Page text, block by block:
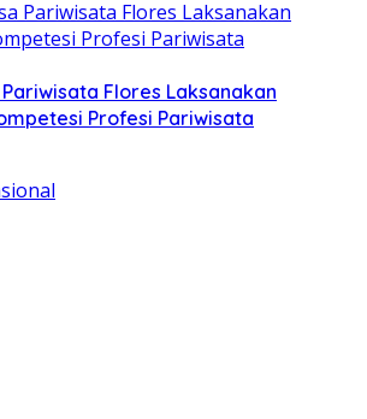
Pariwisata Flores Laksanakan
Profesi Pariwisata